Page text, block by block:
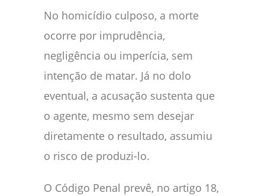
No homicídio culposo, a morte
ocorre por imprudência,
negligência ou imperícia, sem
intenção de matar. Já no dolo
eventual, a acusação sustenta que
o agente, mesmo sem desejar
diretamente o resultado, assumiu
o risco de produzi-lo.
O Código Penal prevê, no artigo 18,